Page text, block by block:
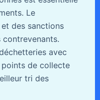
Le
des sanctions
avec
de collecte
tri des